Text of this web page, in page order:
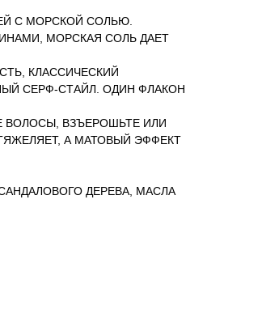
С МОРСКОЙ СОЛЬЮ.
МОРСКАЯ СОЛЬ ДАЕТ
КЛАССИЧЕСКИЙ
СЕРФ-СТАЙЛ. ОДИН ФЛАКОН
ВОЛОСЫ, ВЗЪЕРОШЬТЕ ИЛИ
А МАТОВЫЙ ЭФФЕКТ
ДЕРЕВА, МАСЛА